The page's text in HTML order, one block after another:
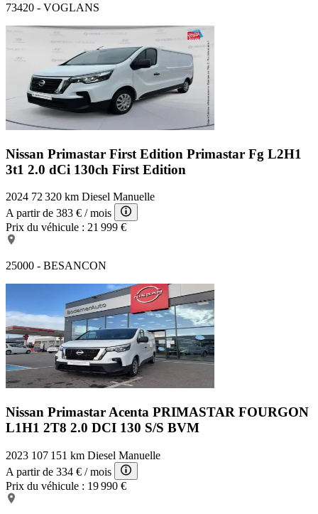
73420 - VOGLANS
Nissan Primastar First Edition Primastar Fg L2H1
3t1 2.0 dCi 130ch First Edition
2024 72 320 km Diesel Manuelle
A partir de 383 € / mois
Prix du véhicule : 21 999 €
25000 - BESANCON
Nissan Primastar Acenta PRIMASTAR FOURGON
L1H1 2T8 2.0 DCI 130 S/S BVM
2023 107 151 km Diesel Manuelle
A partir de 334 € / mois
Prix du véhicule : 19 990 €